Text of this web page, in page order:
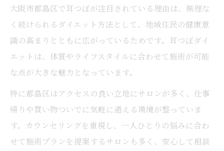
大阪市都島区で耳つぼが注目されている理由は、無理な
く続けられるダイエット方法として、地域住民の健康意
識の高まりとともに広がっているためです。耳つぼダイ
エットは、体質やライフスタイルに合わせて施術が可能
な点が大きな魅力となっています。
特に都島区はアクセスの良い立地にサロンが多く、仕事
帰りや買い物ついでに気軽に通える環境が整っていま
す。カウンセリングを重視し、一人ひとりの悩みに合わ
せて施術プランを提案するサロンも多く、安心して相談